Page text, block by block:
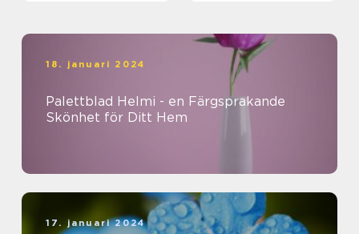
18. januari 2024
Palettblad Helmi - en Färgsprakande
Skönhet för Ditt Hem
17. januari 2024